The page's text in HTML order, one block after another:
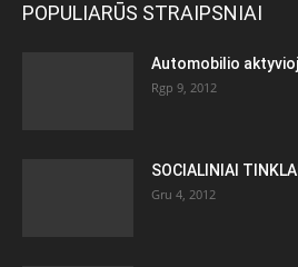
POPULIARŪS STRAIPSNIAI
Automobilio
Rgp 9, 2012
SOCIALINIAI
Gru 4, 2012